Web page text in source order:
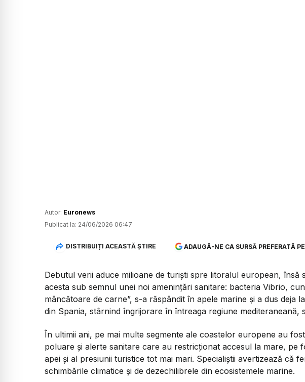
Autor: Euronews
Publicat la: 24/06/2026 06:47
DISTRIBUIȚI ACEASTĂ ȘTIRE ADAUGĂ-NE CA SURSĂ PREFERATĂ
Debutul verii aduce milioane de turiști spre litoralul european, însă
acesta sub semnul unei noi amenințări sanitare: bacteria Vibrio,
mâncătoare de carne”, s-a răspândit în apele marine și a dus deja
din Spania, stârnind îngrijorare în întreaga regiune mediteraneană,
În ultimii ani, pe mai multe segmente ale coastelor europene au
poluare și alerte sanitare care au restricționat accesul la mare, pe
apei și al presiunii turistice tot mai mari. Specialiștii avertizează că
schimbările climatice și de dezechilibrele din ecosistemele marine.